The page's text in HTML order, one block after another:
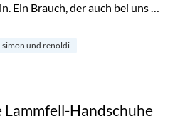
Ein Brauch, der auch bei uns …
& Renoldi im Belgischen Viertel“
simon und renoldi
Lammfell-Handschuhe